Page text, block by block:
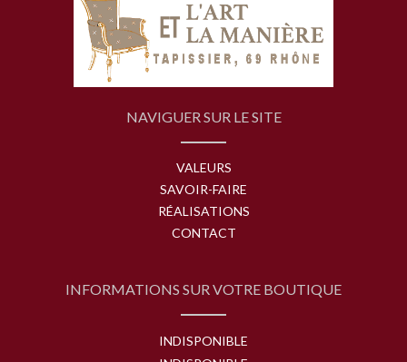
NAVIGUER SUR LE SITE
VALEURS
SAVOIR-FAIRE
RÉALISATIONS
CONTACT
INFORMATIONS SUR VOTRE BOUTIQUE
INDISPONIBLE